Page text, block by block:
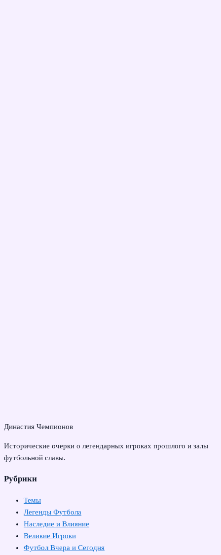
Династия Чемпионов
Исторические очерки о легендарных игроках прошлого и залы
футбольной славы.
Рубрики
Темы
Легенды Футбола
Наследие и Влияние
Великие Игроки
Футбол Вчера и Сегодня